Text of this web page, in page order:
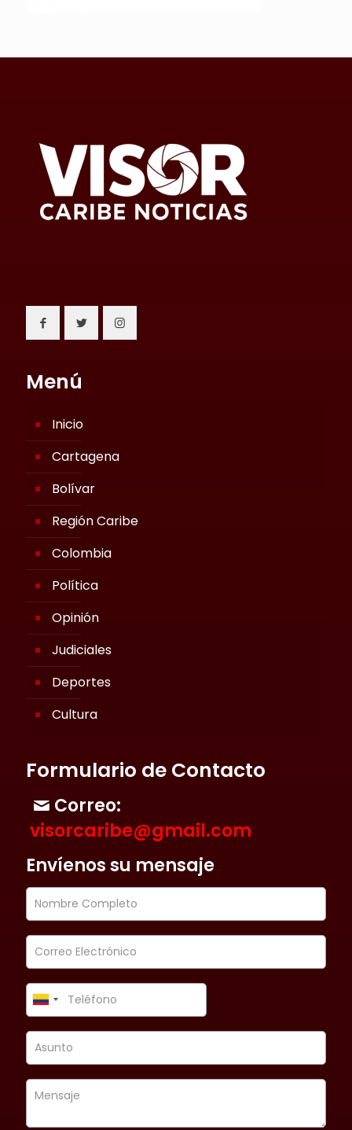
Menú
Inicio
Cartagena
Bolívar
Región Caribe
Colombia
Política
Opinión
Judiciales
Deportes
Cultura
Formulario de Contacto
Correo:
visorcaribe@gmail.com
Envíenos su mensaje